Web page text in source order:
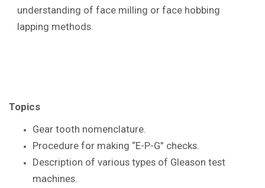
understanding of face milling or face hobbing
lapping methods.
Topics
Gear tooth nomenclature.
Procedure for making “E-P-G” checks.
Description of various types of Gleason test
machines.